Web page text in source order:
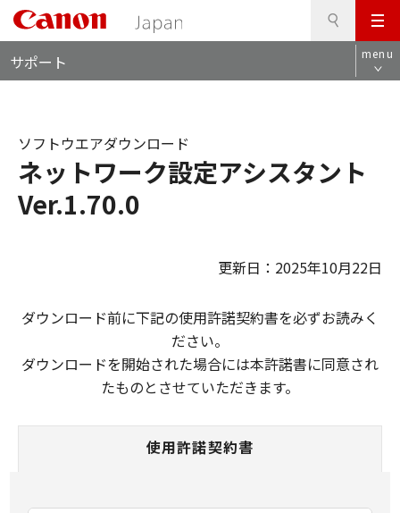
メ
ニ
ュ
サポート menu
ネットワーク設定アシスタント
Ver.1.70.0
ソフトウエアダウンロード
更新日：2025年10月22日
ダウンロード前に下記の使用許諾契約書を必ずお読みく
ださい。
ダウンロードを開始された場合には本許諾書に同意され
たものとさせていただきます。
使用許諾契約書